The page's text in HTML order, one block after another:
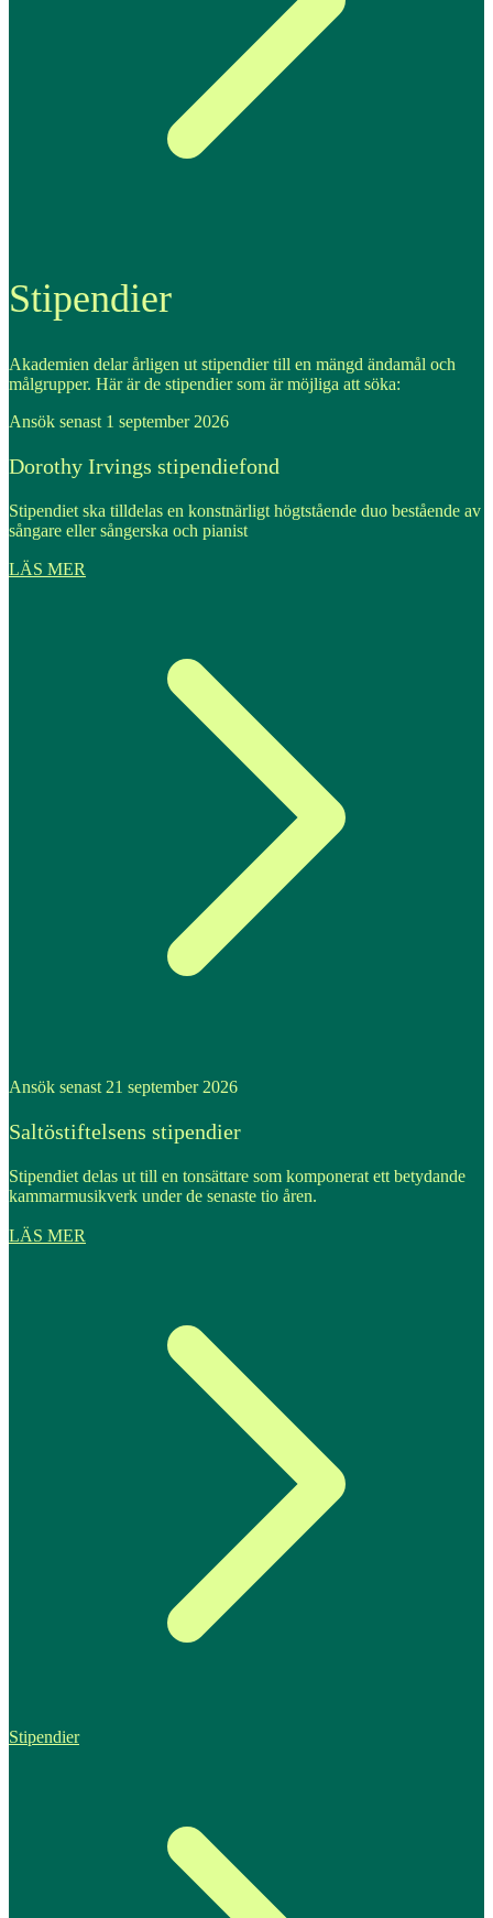
Stipendier
Akademien delar årligen ut stipendier till en mängd ändamål och
målgrupper. Här är de stipendier som är möjliga att söka:
Ansök senast 1 september 2026
Dorothy Irvings stipendiefond
Stipendiet ska tilldelas en konstnärligt högtstående duo bestående av
sångare eller sångerska och pianist
LÄS MER
Ansök senast 21 september 2026
Saltöstiftelsens stipendier
Stipendiet delas ut till en tonsättare som komponerat ett betydande
kammarmusikverk under de senaste tio åren.
LÄS MER
Stipendier